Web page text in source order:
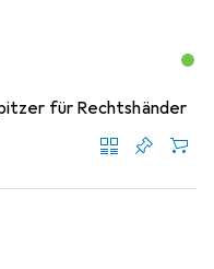
für Rechtshänder